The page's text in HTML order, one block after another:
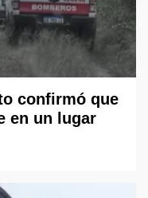
confirmó que
en un lugar